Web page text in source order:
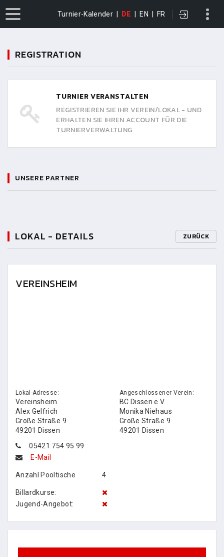
Turnier-Kalender DE EN FR
REGISTRATION
TURNIER VERANSTALTEN
REGISTRIEREN SIE IHR VEREIN/LOKAL - UND
ERHALTEN SIE IHREN ACCOUNT FÜR DIE
TURNIERVERWALTUNG
UNSERE PARTNER
LOKAL - DETAILS ZURÜCK
VEREINSHEIM
Lokal-Adresse:
Vereinsheim
Alex Gelfrich
Große Straße 9
49201 Dissen
05421 754 95 99
E-Mail
Anzahl Pooltische 4
Billardkurse:
Jugend-Angebot:
Angeschlossener Verein:
BC Dissen e.V.
Monika Niehaus
Große Straße 9
49201 Dissen